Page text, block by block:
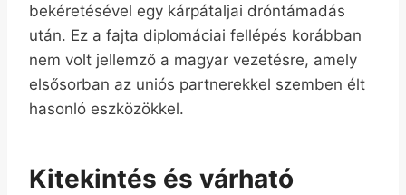
bekéretésével egy kárpátaljai dróntámadás
után. Ez a fajta diplomáciai fellépés korábban
nem volt jellemző a magyar vezetésre, amely
elsősorban az uniós partnerekkel szemben élt
hasonló eszközökkel.
Kitekintés és várható